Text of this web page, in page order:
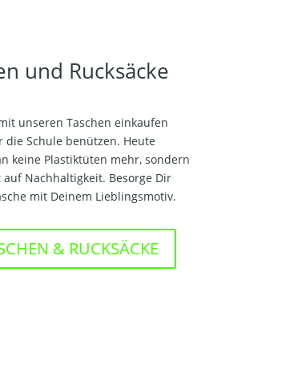
und Rucksäcke
unseren Taschen einkaufen
die Schule benützen. Heute
keine Plastiktüten mehr, sondern
auf Nachhaltigkeit. Besorge Dir
mit Deinem Lieblingsmotiv.
& RUCKSÄCKE